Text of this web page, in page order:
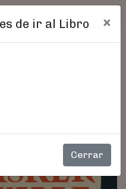
de ir al Libro ×
Cerrar